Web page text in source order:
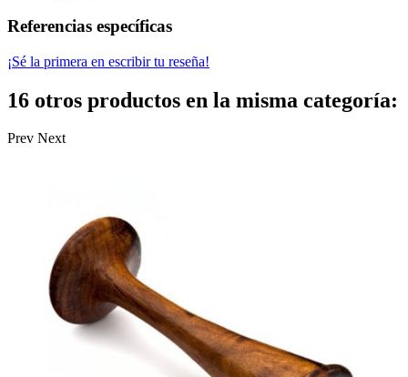
Referencias específicas
¡Sé la primera en escribir tu reseña!
16 otros productos en la misma categoría:
Prev Next